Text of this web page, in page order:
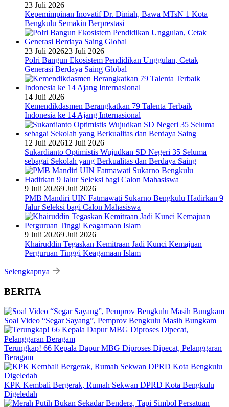
23 Juli 2026
Kepemimpinan Inovatif Dr. Diniah, Bawa MTsN 1 Kota
Bengkulu Semakin Berprestasi
23 Juli 202623 Juli 2026
Polri Bangun Ekosistem Pendidikan Unggulan, Cetak
Generasi Berdaya Saing Global
14 Juli 2026
Kemendikdasmen Berangkatkan 79 Talenta Terbaik
Indonesia ke 14 Ajang Internasional
12 Juli 202612 Juli 2026
Sukardianto Optimistis Wujudkan SD Negeri 35 Seluma
sebagai Sekolah yang Berkualitas dan Berdaya Saing
9 Juli 20269 Juli 2026
PMB Mandiri UIN Fatmawati Sukarno Bengkulu Hadirkan 9
Jalur Seleksi bagi Calon Mahasiswa
9 Juli 20269 Juli 2026
Khairuddin Tegaskan Kemitraan Jadi Kunci Kemajuan
Perguruan Tinggi Keagamaan Islam
Selengkapnya
BERITA
Soal Video “Segar Sayang”, Pemprov Bengkulu Masih Bungkam
Terungkap! 66 Kepala Dapur MBG Diproses Dipecat, Pelanggaran
Beragam
KPK Kembali Bergerak, Rumah Sekwan DPRD Kota Bengkulu
Digeledah